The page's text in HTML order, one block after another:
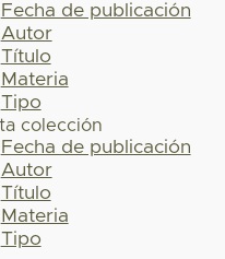
Fecha de publicación
Autor
Título
Materia
Tipo
colección
Fecha de publicación
Autor
Título
Materia
Tipo